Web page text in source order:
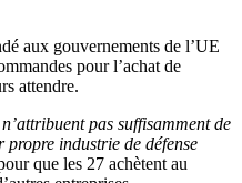
aux gouvernements de l’UE
pour l’achat de
attendre.
pas suffisamment de
industrie de défense
que les 27 achètent au